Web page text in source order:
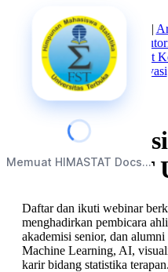
Memuat HIMASTAT Docs...
Beranda|Tentang Kami |
Mata Kuliah Statistika
Struktur Himpunan Alat
Kebijakan Privasi
Webinar
HIMASTAT
Daftar dan ikuti webinar
menghadirkan pembicara
akademisi senior, dan
Machine Learning, AI,
karir bidang statistika terapan.